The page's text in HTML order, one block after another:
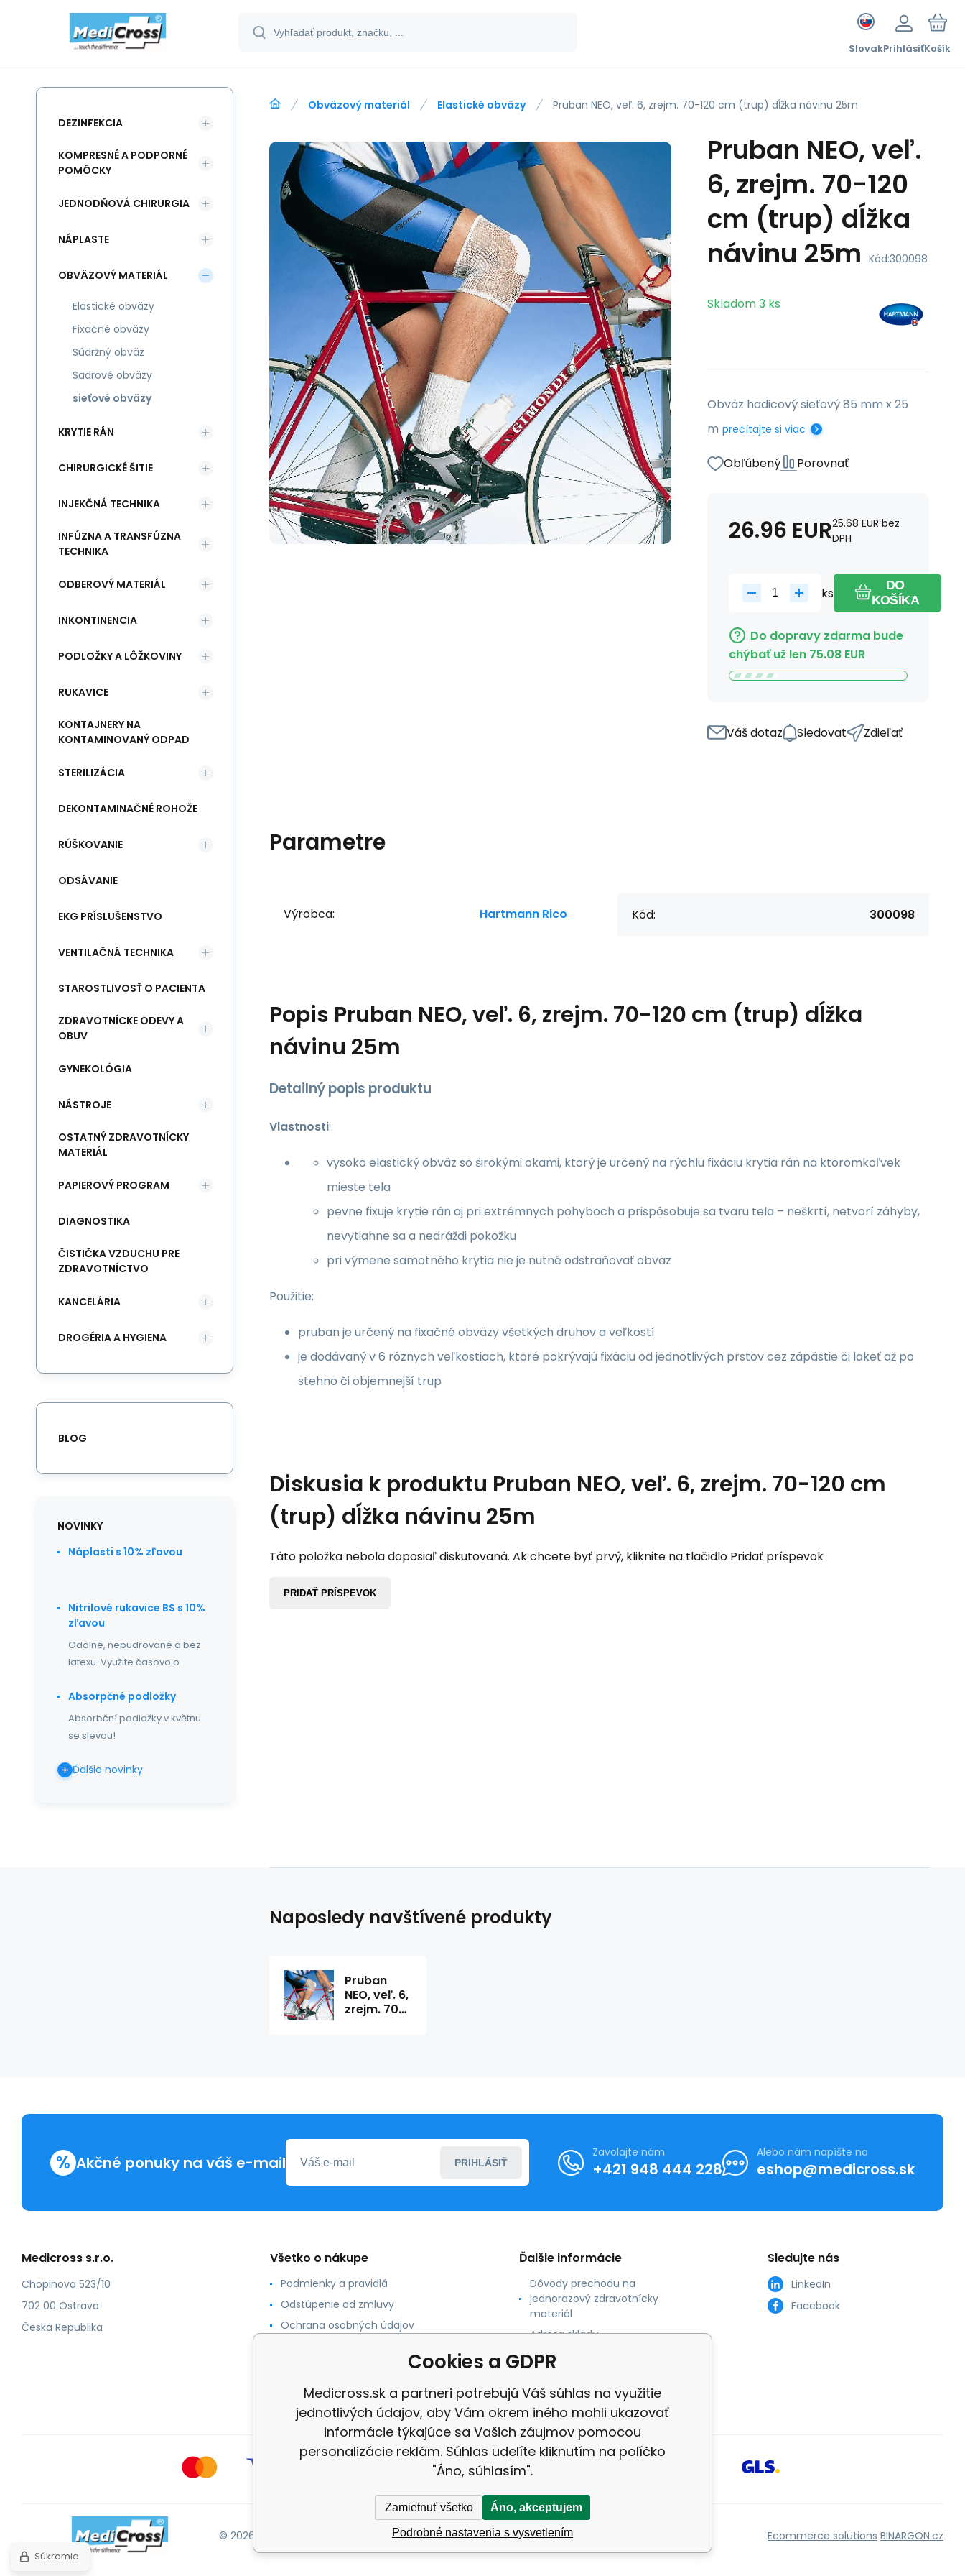
SlovakPrihlásiťKošík
Obväzový materiál Elastické obväzy Pruban NEO, veľ. 6, zrejm. 70-120 cm (trup) dĺžka návinu 25m
Pruban NEO, veľ.
6, zrejm. 70-120
cm (trup) dĺžka
návinu 25m Kód:300098
Skladom3 ks
Obväz hadicový sieťový 85 mm x 25
m prečítajte si viac
Obľúbený Porovnať
26.96 EUR25.68 EUR bez
DPH
ks
DO
KOŠÍKA
Do dopravy zdarma bude
chýbať už len 75.08 EUR
Váš dotaz Sledovat Zdieľať
Parametre
Výrobca: Hartmann Rico Kód: 300098
Popis Pruban NEO, veľ. 6, zrejm. 70-120 cm (trup) dĺžka
návinu 25m
Detailný popis produktu
Vlastnosti:
vysoko elastický obväz so širokými okami, ktorý je určený na rýchlu fixáciu krytia rán na ktoromkoľvek
mieste tela
pevne fixuje krytie rán aj pri extrémnych pohyboch a prispôsobuje sa tvaru tela – neškrtí, netvorí záhyby,
nevytiahne sa a nedráždi pokožku
pri výmene samotného krytia nie je nutné odstraňovať obväz
Použitie:
pruban je určený na fixačné obväzy všetkých druhov a veľkostí
je dodávaný v 6 rôznych veľkostiach, ktoré pokrývajú fixáciu od jednotlivých prstov cez zápästie či lakeť až po
stehno či objemnejší trup
Diskusia k produktu Pruban NEO, veľ. 6, zrejm. 70-120 cm
(trup) dĺžka návinu 25m
Táto položka nebola doposiaľ diskutovaná. Ak chcete byť prvý, kliknite na tlačidlo Pridať príspevok
PRIDAŤ PRÍSPEVOK
DEZINFEKCIA
KOMPRESNÉ A PODPORNÉ
POMÔCKY
JEDNODŇOVÁ CHIRURGIA
NÁPLASTE
OBVÄZOVÝ MATERIÁL
Elastické obväzy
Fixačné obväzy
Súdržný obväz
Sadrové obväzy
sieťové obväzy
KRYTIE RÁN
CHIRURGICKÉ ŠITIE
INJEKČNÁ TECHNIKA
INFÚZNA A TRANSFÚZNA
TECHNIKA
ODBEROVÝ MATERIÁL
INKONTINENCIA
PODLOŽKY A LÔŽKOVINY
RUKAVICE
KONTAJNERY NA
KONTAMINOVANÝ ODPAD
STERILIZÁCIA
DEKONTAMINAČNÉ ROHOŽE
RÚŠKOVANIE
ODSÁVANIE
EKG PRÍSLUŠENSTVO
VENTILAČNÁ TECHNIKA
STAROSTLIVOSŤ O PACIENTA
ZDRAVOTNÍCKE ODEVY A
OBUV
GYNEKOLÓGIA
NÁSTROJE
OSTATNÝ ZDRAVOTNÍCKY
MATERIÁL
PAPIEROVÝ PROGRAM
DIAGNOSTIKA
ČISTIČKA VZDUCHU PRE
ZDRAVOTNÍCTVO
KANCELÁRIA
DROGÉRIA A HYGIENA
BLOG
NOVINKY
Náplasti s 10% zľavou
Nitrilové rukavice BS s 10%
zľavou
Odolné, nepudrované a bez
latexu. Využite časovo o
Absorpčné podložky
Absorbční podložky v květnu
se slevou!
Ďalšie novinky
Naposledy navštívené produkty
Pruban
NEO, veľ. 6,
zrejm. 70-
% Akčné ponuky na váš e-mail PRIHLÁSIŤ
Zavolajte nám
+421 948 444 228
Alebo nám napíšte na
eshop@medicross.sk
Medicross s.r.o.
Chopinova 523/10
702 00 Ostrava
Česká Republika
Všetko o nákupe
Podmienky a pravidlá
Odstúpenie od zmluvy
Ochrana osobných údajov
Kontaktné údaje
Ďalšie informácie
Dôvody prechodu na
jednorazový zdravotnícky
materiál
Adresa skladu
Sledujte nás
LinkedIn
Facebook
© 2026 Medicross.sk | Mapa stránok Ecommerce solutions BINARGON.cz
Cookies a GDPR
Medicross.sk a partneri potrebujú Váš súhlas na využitie
jednotlivých údajov, aby Vám okrem iného mohli ukazovať
informácie týkajúce sa Vašich záujmov pomocou
personalizácie reklám. Súhlas udelíte kliknutím na políčko
"Áno, súhlasím".
Zamietnuť všetko Áno, akceptujem
Podrobné nastavenia s vysvetlením
Súkromie